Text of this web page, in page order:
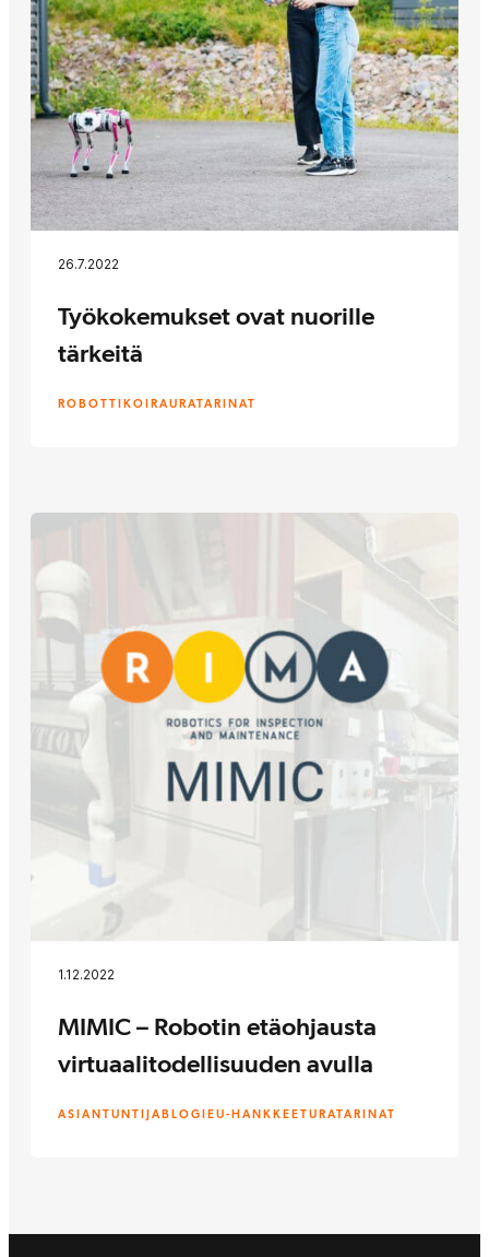
26.7.2022
ROBOTTIKOIRAURATARINAT
Työkokemukset ovat nuorille
tärkeitä
1.12.2022
ASIANTUNTIJABLOGIEU-HANKKEETURATARINAT
MIMIC – Robotin etäohjausta
virtuaalitodellisuuden avulla